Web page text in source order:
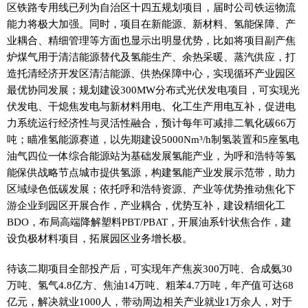
区铁路专用线已列为自治区十四五规划项目，届时公司铁运物流
能力将极大加强。同时，项目在新能源、新材料、氢能保障、产
业耦合、精细管理等方面也显示出明显优势，比如将项目副产焦
炉煤气用于清洁能源替代及氢能生产、余热采暖、蒸汽供应，打
造托清经济开发区清洁能源、供热保障中心，实现循环产业园区
最优协同发展；规划建设300MW分布式光伏发电项目，可实现光
伏发电、干熄焦发电与新材料用电、化工生产用电互补，促进电
力系统运行经济性与灵活性融合，预计每年可减排二氧化碳66万
吨；瞄准氢能源赛道，以先期建设5000Nm³/h制氢装置和5座氢电
油气四位一体综合能源站为基础发展氢能产业，为呼和浩特等氢
能保供战略节点城市提供氢源，构建氢能产业发展示范带，助力
区域绿色低碳发展；依托呼和浩特资源、产业等优势推动焦化下
游企业到园区开展合作，产业耦合，优势互补，建设精细化工
BDO，布局高端降解塑料PBT/PBAT，开展油系针状焦合作，建
设负极材料项目，拓展园区业务增长极。
待该二期项目全部投产后，可实现年产焦炭300万吨、合成氨30
万吨、氢气4.8亿方、焦油14万吨、粗苯4.7万吨，年产值可达68
亿元，解决就业1000人，带动周边相关产业就业1万余人，对于